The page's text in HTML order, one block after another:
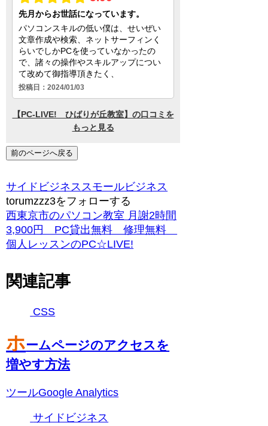
前のページへ戻る
サイドビジネス スモールビジネス
torumzzz3をフォローする
西東京市のパソコン教室 月謝2時間
3,900円 PC貸出無料 修理無料
個人レッスンのPC☆LIVE!
関連記事
CSS
ホームページのアクセスを
増やす方法
ツールGoogle Analytics
サイドビジネス